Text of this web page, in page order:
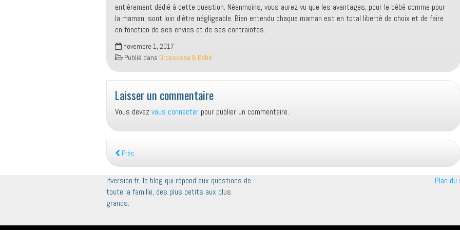
entièrement dédié à cette question. Néanmoins, vous aurez vu que les avantages, pour le bébé comme pour
la maman, sont loin d’être négligeable. Bien entendu chaque maman est en total liberté de choix et de faire
en fonction de ses envies et de ses contraintes.
novembre 1, 2017
Publié dans Grossesse & Bébé
Laisser un commentaire
Vous devezvous connecter pour publier un commentaire.
Préc.
Ifversion.fr, le blog qui répond aux questions de
toute la famille, des plus petits aux plus
grands.
Plan